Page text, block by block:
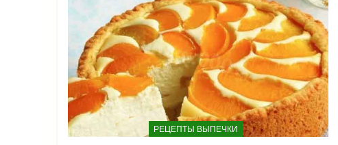
РЕЦЕПТЫ ВЫПЕЧКИ